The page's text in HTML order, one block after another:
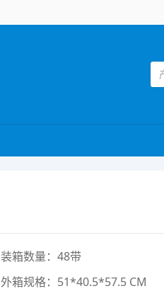
装箱数量：48带
外箱规格：51*40.5*57.5 CM